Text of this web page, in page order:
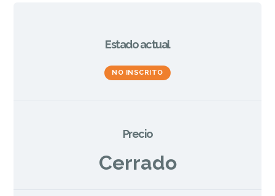
Estado actual
NO INSCRITO
Precio
Cerrado